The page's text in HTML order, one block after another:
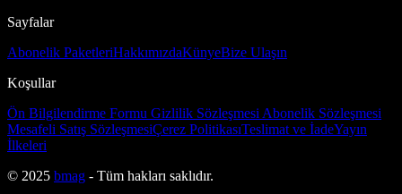
Sayfalar
Abonelik PaketleriHakkımızdaKünyeBize Ulaşın
Koşullar
Ön Bilgilendirme Formu Gizlilik Sözleşmesi Abonelik Sözleşmesi
Mesafeli Satış SözleşmesiÇerez PolitikasıTeslimat ve İadeYayın
İlkeleri
© 2025 bmag - Tüm hakları saklıdır.